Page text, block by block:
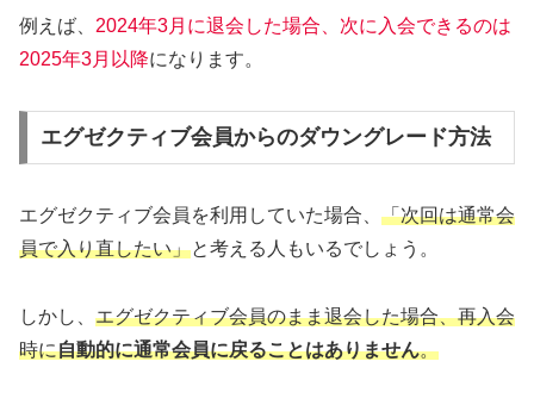
例えば、 2024年3月に退会した場合、次に入会できるのは
2025年3月以降になります。
エグゼクティブ会員からのダウングレード方法
エグゼクティブ会員を利用していた場合、 「次回は通常会
員で入り直したい」と考える人もいるでしょう。
しかし、 エグゼクティブ会員のまま退会した場合、再入会
時に自動的に通常会員に戻ることはありません。